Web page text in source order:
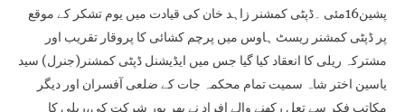
پشین16مئی ۔ڈپٹی کمشنر زاہد خان کی قیادت میں یوم تشکر کے موقع
پر ڈپٹی کمشنر ریسٹ ہاوس میں پرچم کشائی کا پروقار تقریب اور
مشترکہ ریلی کا انعقاد کیا گیا جس میں ایڈیشنل ڈپٹی کمشنر(جنرل) سید
یاسین اختر شاہ سمیت تمام محکمہ جات کے ضلعی آفسران اور دیگر
مکاتب فکر سے تعل رکھنے والے افراد نے بھر پور شرکت کی،ریلی کا